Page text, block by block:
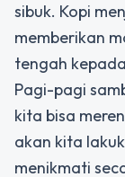
sibuk. Kopi
memberikan
tengah
Pagi-pagi
kita bisa
akan kita
menikmati